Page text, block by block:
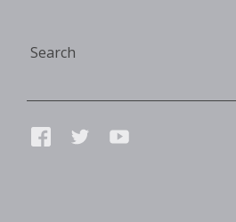
Site
Search
Connect
with
FACEBOOKTWITTER